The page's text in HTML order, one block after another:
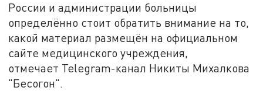
России и администрации больницы
определённо стоит обратить внимание на то,
какой материал размещён на официальном
сайте медицинского учреждения,
отмечает Telegram-канал Никиты Михалкова
"Бесогон".